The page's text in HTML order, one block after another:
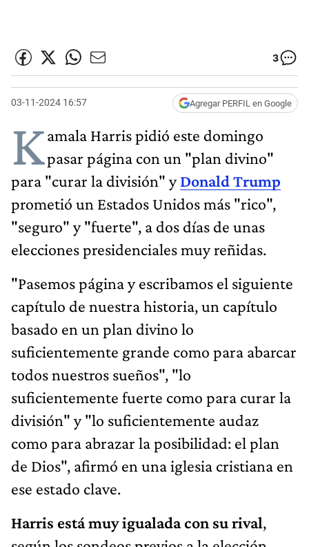
3
03-11-2024 16:57 Agregar PERFIL en Google
Kamala Harris pidió este domingo
pasar página con un "plan divino"
para "curar la división" yDonald Trump
prometió un Estados Unidos más "rico",
"seguro" y "fuerte", a dos días de unas
elecciones presidenciales muy reñidas.
"Pasemos página y escribamos el siguiente
capítulo de nuestra historia, un capítulo
basado en un plan divino lo
suficientemente grande como para abarcar
todos nuestros sueños", "lo
suficientemente fuerte como para curar la
división" y "lo suficientemente audaz
como para abrazar la posibilidad: el plan
de Dios", afirmó en una iglesia cristiana en
ese estado clave.
Harris está muy igualada con su rival,